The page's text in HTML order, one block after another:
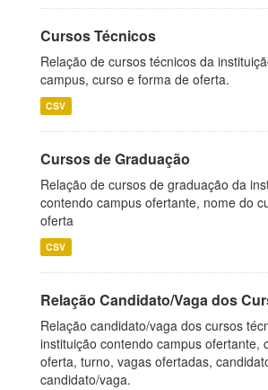
Cursos Técnicos
Relação de cursos técnicos da
campus, curso e forma de oferta.
CSV
Cursos de Graduação
Relação de cursos de graduação da
contendo campus ofertante, nome do
oferta
CSV
Relação Candidato/Vaga dos
Relação candidato/vaga dos cursos
instituição contendo campus ofertante,
oferta, turno, vagas ofertadas,
candidato/vaga.